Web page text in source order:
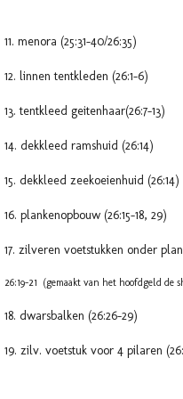
11. menora (25:31-40/26:35)
12. linnen tentkleden (26:1-6)
13. tentkleed geitenhaar(26:7-13)
14. dekkleed ramshuid (26:14)
15. dekkleed zeekoeienhuid (26:14)
16. plankenopbouw (26:15-18, 29)
17. zilveren voetstukken onder
26:19-21 (gemaakt van het hoofdgeld de
18. dwarsbalken (26:26-29)
19. zilv. voetstuk voor 4 pilaren